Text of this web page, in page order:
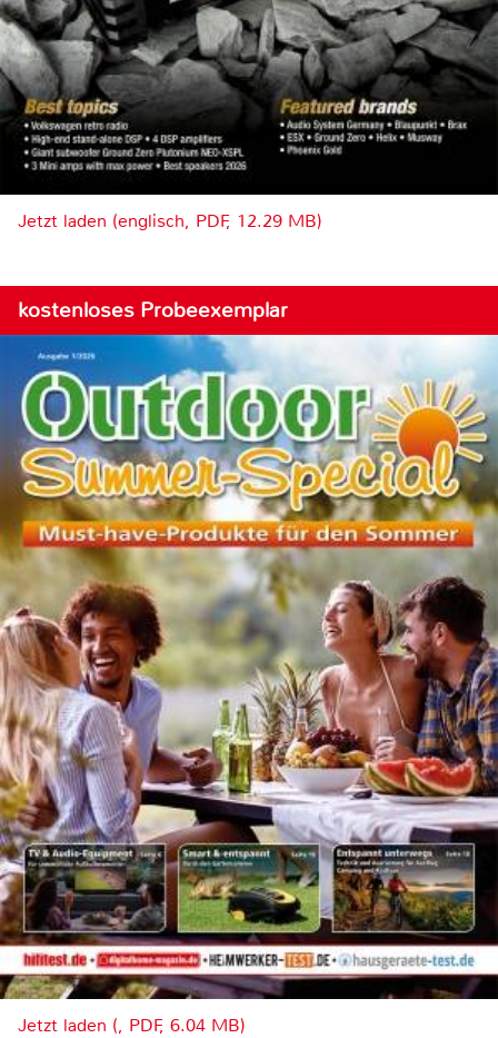
Jetzt laden (englisch, PDF, 12.29 MB)
kostenloses Probeexemplar
Jetzt laden (, PDF, 6.04 MB)